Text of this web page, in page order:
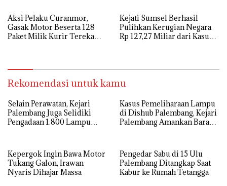
Aksi Pelaku Curanmor,
Gasak Motor Beserta 128
Paket Milik Kurir Terekam
Kejati Sumsel Berhasil
Pulihkan Kerugian Negara
Rp 127,27 Miliar dari Kasus
Rekomendasi untuk kamu
Selain Perawatan, Kejari
Palembang Juga Selidiki
Pengadaan 1.800 Lampu
Kasus Pemeliharaan Lampu
di Dishub Palembang, Kejari
Palembang Amankan Barang
Kepergok Ingin Bawa Motor
Tukang Galon, Irawan
Nyaris Dihajar Massa
Pengedar Sabu di 15 Ulu
Palembang Ditangkap Saat
Kabur ke Rumah Tetangga